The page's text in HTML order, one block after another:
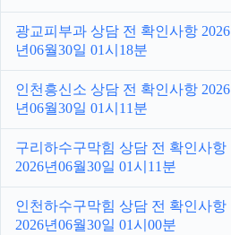
광교피부과 상담 전 확인사항 2026
년06월30일 01시18분
인천흥신소 상담 전 확인사항 2026
년06월30일 01시11분
구리하수구막힘 상담 전 확인사항
2026년06월30일 01시11분
인천하수구막힘 상담 전 확인사항
2026년06월30일 01시00분